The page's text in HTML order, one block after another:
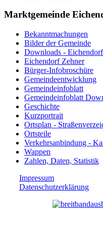
Marktgemeinde
Bekanntmachungen
Bilder der Gemeinde
Downloads - Eichendorf
Eichendorf Zehner
Bürger-Infobroschüre
Gemeindeentwicklung
Gemeindeinfoblatt
Gemeindeinfoblatt
Geschichte
Kurzportrait
Ortsplan -
Ortsteile
Verkehrsanbindung -
Wappen
Zahlen, Daten, Statistik
Impressum
Datenschutzerklärung